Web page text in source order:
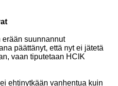
erään suunnannut
päättänyt, että nyt ei jätetä
vaan tiputetaan HCIK
ehtinytkään vanhentua kuin